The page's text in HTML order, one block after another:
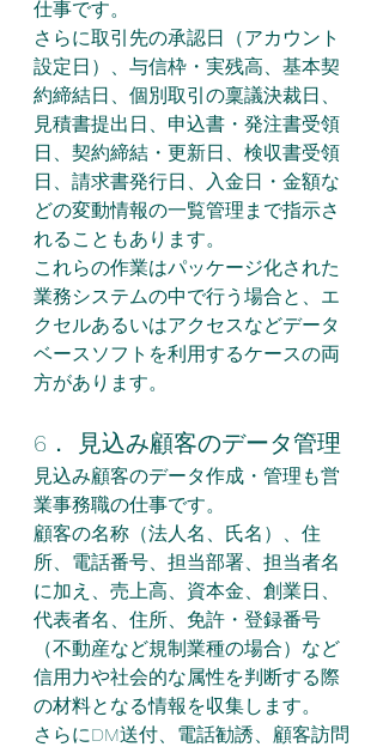
仕事です。
さらに取引先の承認日（アカウント
設定日）、与信枠・実残高、基本契
約締結日、個別取引の稟議決裁日、
見積書提出日、申込書・発注書受領
日、契約締結・更新日、検収書受領
日、請求書発行日、入金日・金額な
どの変動情報の一覧管理まで指示さ
れることもあります。
これらの作業はパッケージ化された
業務システムの中で行う場合と、エ
クセルあるいはアクセスなどデータ
ベースソフトを利用するケースの両
方があります。
6． 見込み顧客のデータ管理
見込み顧客のデータ作成・管理も営
業事務職の仕事です。
顧客の名称（法人名、氏名）、住
所、電話番号、担当部署、担当者名
に加え、売上高、資本金、創業日、
代表者名、住所、免許・登録番号
（不動産など規制業種の場合）など
信用力や社会的な属性を判断する際
の材料となる情報を収集します。
さらにDM送付、電話勧誘、顧客訪問